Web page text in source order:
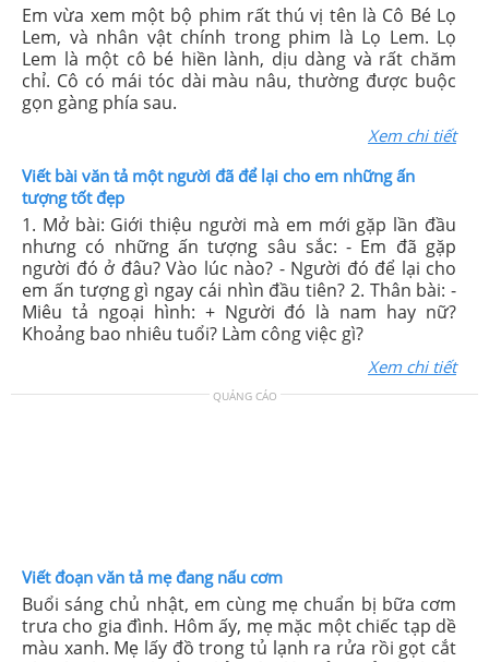
Em vừa xem một bộ phim rất thú vị tên là Cô Bé Lọ
Lem, và nhân vật chính trong phim là Lọ Lem. Lọ
Lem là một cô bé hiền lành, dịu dàng và rất chăm
chỉ. Cô có mái tóc dài màu nâu, thường được buộc
gọn gàng phía sau.
Xem chi tiết
Viết bài văn tả một người đã để lại cho em những ấn
tượng tốt đẹp
1. Mở bài: Giới thiệu người mà em mới gặp lần đầu
nhưng có những ấn tượng sâu sắc: - Em đã gặp
người đó ở đâu? Vào lúc nào? - Người đó để lại cho
em ấn tượng gì ngay cái nhìn đầu tiên? 2. Thân bài: -
Miêu tả ngoại hình: + Người đó là nam hay nữ?
Khoảng bao nhiêu tuổi? Làm công việc gì?
Xem chi tiết
QUẢNG CÁO
Viết đoạn văn tả mẹ đang nấu cơm
Buổi sáng chủ nhật, em cùng mẹ chuẩn bị bữa cơm
trưa cho gia đình. Hôm ấy, mẹ mặc một chiếc tạp dề
màu xanh. Mẹ lấy đồ trong tủ lạnh ra rửa rồi gọt cắt